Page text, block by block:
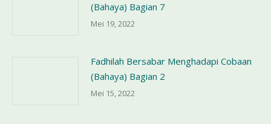
(Bahaya) Bagian 7
Mei 19, 2022
Fadhilah Bersabar Menghadapi Cobaan
(Bahaya) Bagian 2
Mei 15, 2022